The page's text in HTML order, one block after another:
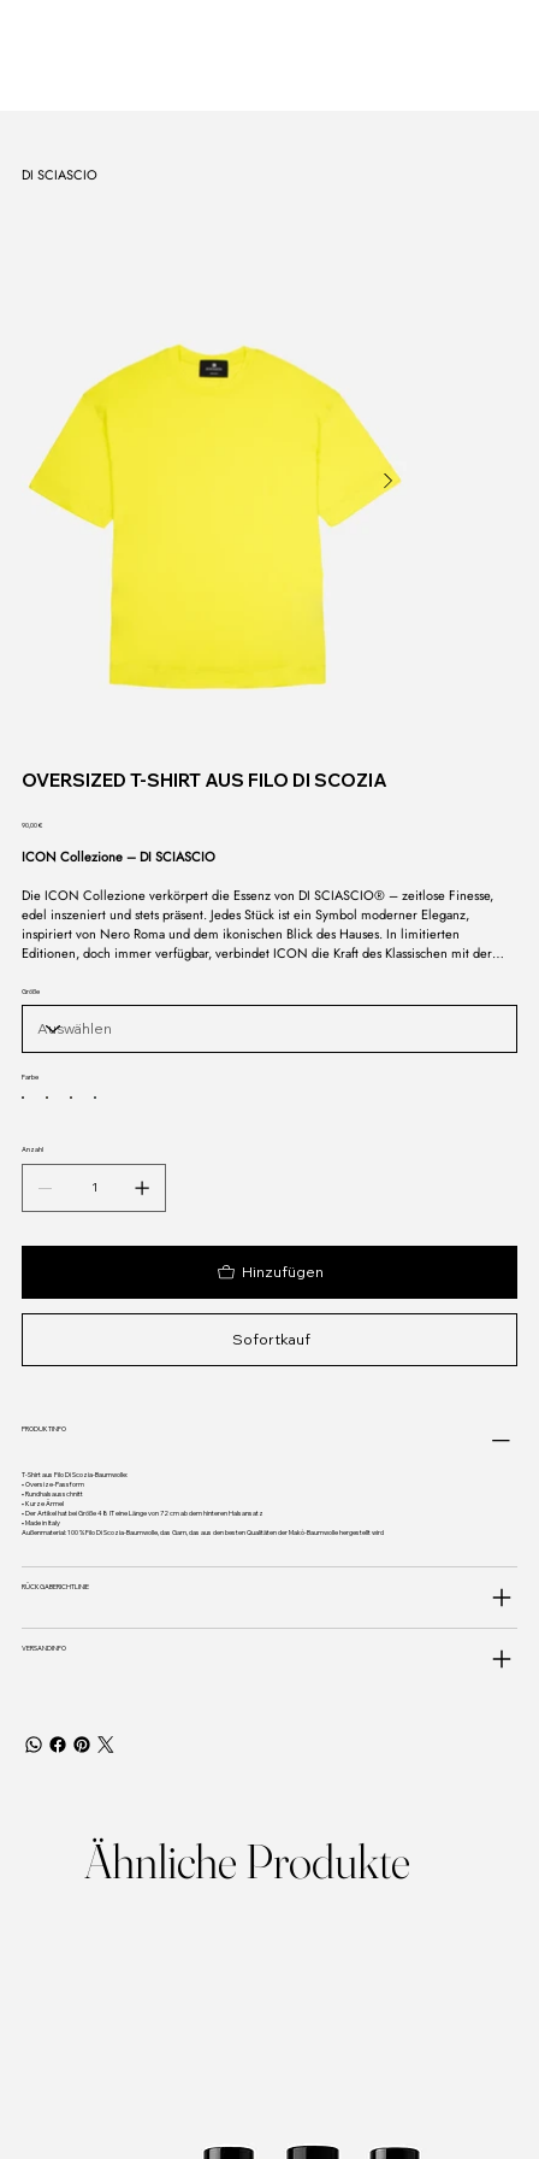
DI SCIASCIO
OVERSIZED T-SHIRT AUS FILO DI SCOZIA
Preis
90,00 €
ICON Collezione – DI SCIASCIO
Die ICON Collezione verkörpert die Essenz von DI SCIASCIO® – zeitlose Finesse,
edel inszeniert und stets präsent. Jedes Stück ist ein Symbol moderner Eleganz,
inspiriert von Nero Roma und dem ikonischen Blick des Hauses. In limitierten
Editionen, doch immer verfügbar, verbindet ICON die Kraft des Klassischen mit der
Signum eines Stils, der in seiner Reinheit unantastbar ist.
Größe
Farbe
Anzahl
Hinzufügen
Sofortkauf
PRODUKTINFO
T-Shirt aus Filo Di Scozia-Baumwolle:
• Oversize-Passform
• Rundhalsausschnitt
• Kurze Ärmel
• Der Artikel hat bei Größe 48 IT eine Länge von 72 cm ab dem hinteren Halsansatz
• Made in Italy
Außenmaterial: 100 % Filo Di Scozia-Baumwolle, das Garn, das aus den besten Qualitäten der Makò-Baumwolle hergestellt wird
RÜCKGABERICHTLINIE
VERSANDINFO
Ähnliche Produkte